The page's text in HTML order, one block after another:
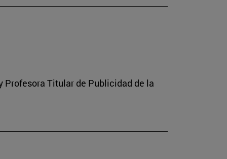
Profesora Titular de Publicidad de la